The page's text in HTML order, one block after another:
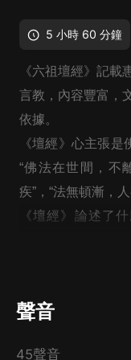
5 小時 60 分鐘
《六祖壇經》記載
言教，內容豐富，
依據。
《壇經》心主張是
“佛法在世間，不
疾”，“法無頓漸，人
《壇經》論述了
文、一集直譯的結
聲音
45聲音